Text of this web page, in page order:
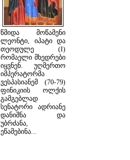
წმიდა მოწამენი
ლეონტი, იპატი და
თეოდულე (I)
რომაელი მხედრები
იყვნენ. უღმერთო
იმპერატორმა
ვესპასიანემ (70-79)
ფინიკიის ოლქის
გამგებლად
სენატორი ადრიანე
დანიშნა და
უბრძანა,
ეწამებინა...